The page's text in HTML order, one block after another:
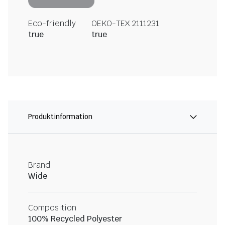
Eco-friendly
true
OEKO-TEX 2111231
true
Produktinformation
Brand
Wide
Composition
100% Recycled Polyester